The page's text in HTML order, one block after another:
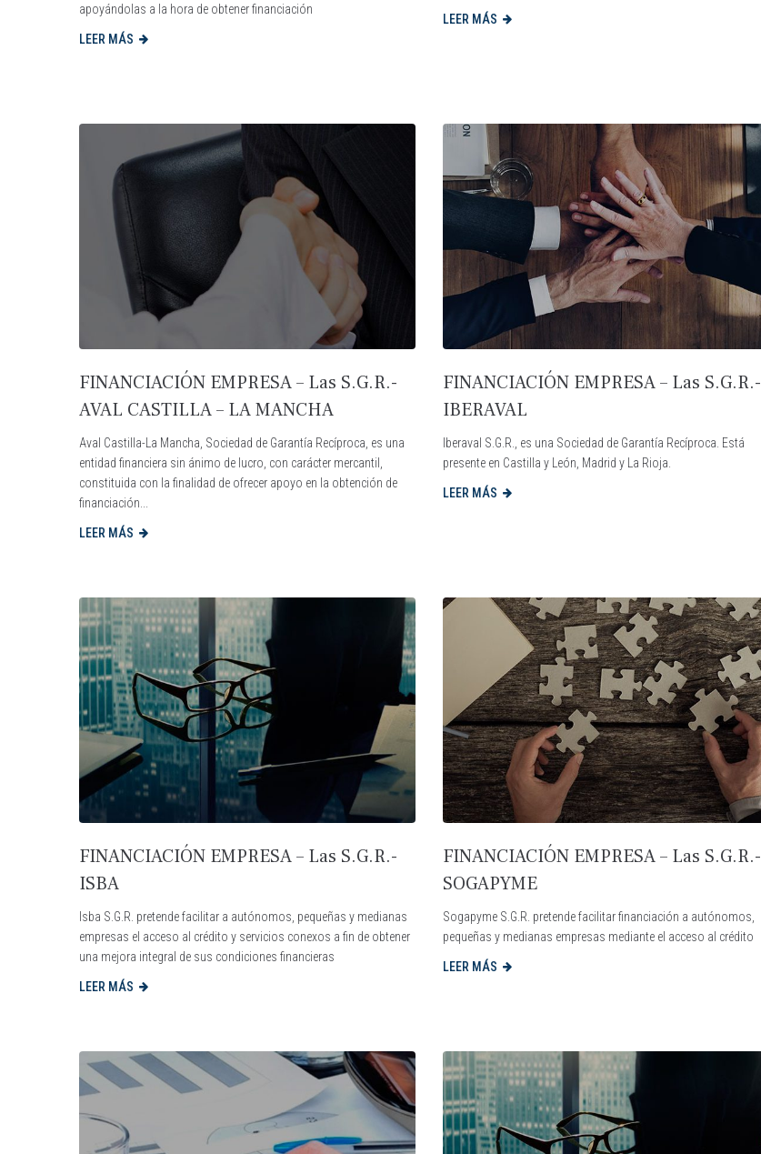
apoyándolas a la hora de obtener financiación
LEER MÁS
LEER MÁS
FINANCIACIÓN EMPRESA – Las S.G.R.-
AVAL CASTILLA – LA MANCHA
Aval Castilla-La Mancha, Sociedad de Garantía Recíproca, es una
entidad financiera sin ánimo de lucro, con carácter mercantil,
constituida con la finalidad de ofrecer apoyo en la obtención de
financiación...
LEER MÁS
FINANCIACIÓN EMPRESA – Las S.G.R.-
IBERAVAL
Iberaval S.G.R., es una Sociedad de Garantía Recíproca. Está
presente en Castilla y León, Madrid y La Rioja.
LEER MÁS
FINANCIACIÓN EMPRESA – Las S.G.R.-
ISBA
Isba S.G.R. pretende facilitar a autónomos, pequeñas y medianas
empresas el acceso al crédito y servicios conexos a fin de obtener
una mejora integral de sus condiciones financieras
LEER MÁS
FINANCIACIÓN EMPRESA – Las S.G.R.-
SOGAPYME
Sogapyme S.G.R. pretende facilitar financiación a autónomos,
pequeñas y medianas empresas mediante el acceso al crédito
LEER MÁS